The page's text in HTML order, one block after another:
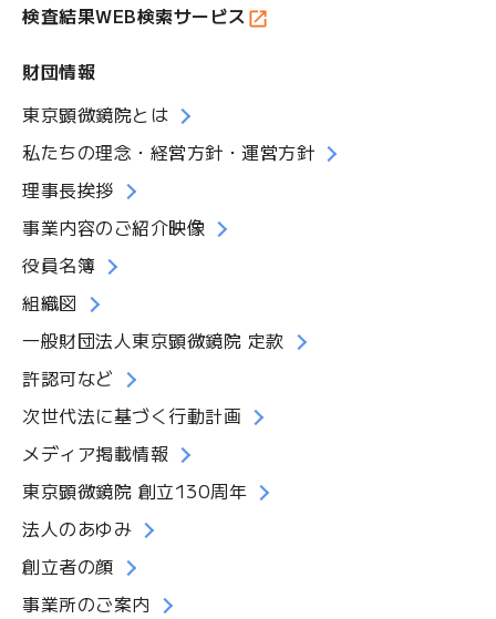
検査結果WEB検索サービス
財団情報
東京顕微鏡院とは
私たちの理念・経営方針・運営方針
理事長挨拶
事業内容のご紹介映像
役員名簿
組織図
一般財団法人東京顕微鏡院 定款
許認可など
次世代法に基づく行動計画
メディア掲載情報
東京顕微鏡院 創立130周年
法人のあゆみ
創立者の顔
事業所のご案内